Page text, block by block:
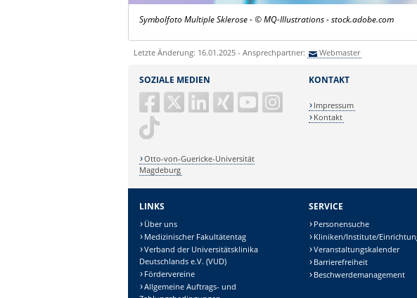
Symbolfoto Multiple Sklerose - © MQ-Illustrations - stock.adobe.com
Letzte Änderung: 16.01.2025 - Ansprechpartner: Webmaster
SOZIALE MEDIEN
Otto-von-Guericke-Universität
Magdeburg
KONTAKT
Impressum
Kontakt
LINKS
Über uns
Medizinischer Fakultätentag
Verband der Universitätsklinika
Deutschlands e.V. (VUD)
Fördervereine
Allgemeine Auftrags- und
SERVICE
Personensuche
Kliniken/Institute/
Veranstaltungskalender
Barrierefreiheit
Beschwerdemanagement